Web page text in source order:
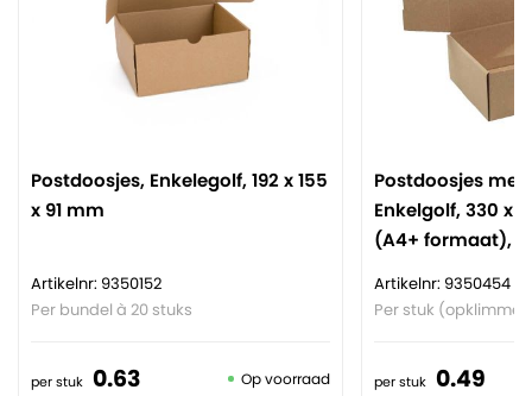
Postdoosjes, Enkelegolf, 192 x 155
x 91 mm
Artikelnr: 9350152
Per bundel à 20 stuks
per stuk 0.63 Op voorraad
Postdoosjes met
Enkelgolf, 330 x
(A4+ formaat),
Artikelnr: 9350454
Per stuk
per stuk 0.49